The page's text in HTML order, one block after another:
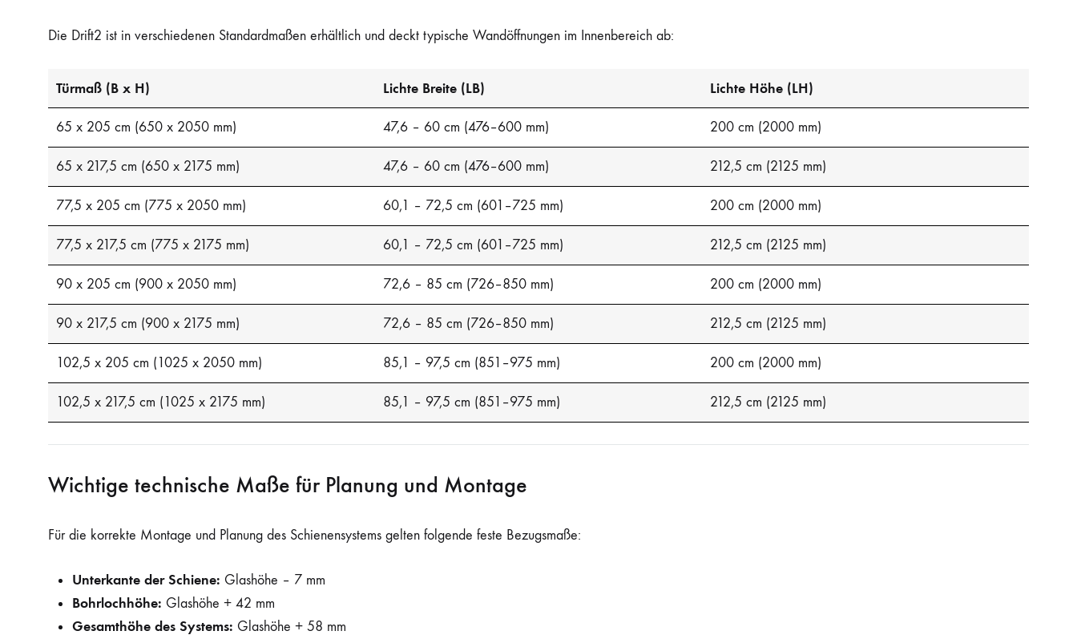
Die Drift2 ist in verschiedenen Standardmaßen erhältlich und deckt typische Wandöffnungen im Innenbereich ab:
Türmaß (B x H) Lichte Breite (LB) Lichte Höhe (LH)
65 x 205 cm (650 x 2050 mm) 47,6 – 60 cm (476–600 mm) 200 cm (2000 mm)
65 x 217,5 cm (650 x 2175 mm) 47,6 – 60 cm (476–600 mm) 212,5 cm (2125 mm)
77,5 x 205 cm (775 x 2050 mm) 60,1 – 72,5 cm (601–725 mm) 200 cm (2000 mm)
77,5 x 217,5 cm (775 x 2175 mm) 60,1 – 72,5 cm (601–725 mm) 212,5 cm (2125 mm)
90 x 205 cm (900 x 2050 mm) 72,6 – 85 cm (726–850 mm) 200 cm (2000 mm)
90 x 217,5 cm (900 x 2175 mm) 72,6 – 85 cm (726–850 mm) 212,5 cm (2125 mm)
102,5 x 205 cm (1025 x 2050 mm) 85,1 – 97,5 cm (851–975 mm) 200 cm (2000 mm)
102,5 x 217,5 cm (1025 x 2175 mm) 85,1 – 97,5 cm (851–975 mm) 212,5 cm (2125 mm)
Wichtige technische Maße für Planung und Montage
Für die korrekte Montage und Planung des Schienensystems gelten folgende feste Bezugsmaße:
Unterkante der Schiene: Glashöhe – 7 mm
Bohrlochhöhe: Glashöhe + 42 mm
Gesamthöhe des Systems: Glashöhe + 58 mm